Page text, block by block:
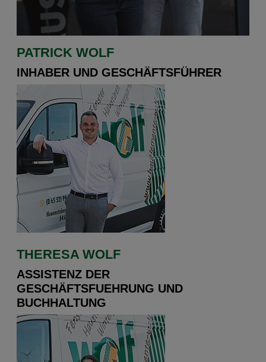
PATRICK WOLF
INHABER UND GESCHÄFTSFÜHRER
THERESA WOLF
ASSISTENZ DER
GESCHÄFTSFUEHRUNG UND
BUCHHALTUNG